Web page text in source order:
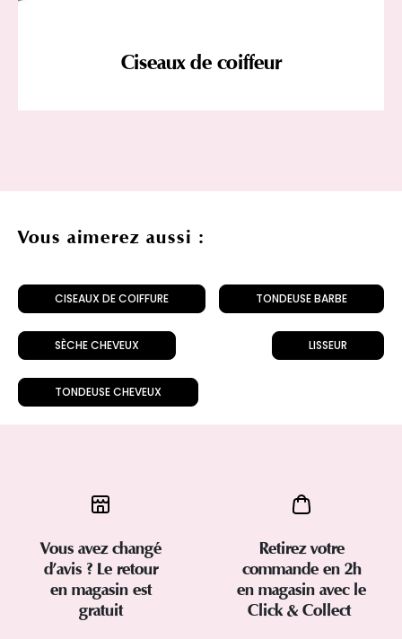
Ciseaux de coiffeur
Vous aimerez aussi :
CISEAUX DE COIFFURE TONDEUSE BARBE
SÈCHE CHEVEUX LISSEUR
TONDEUSE CHEVEUX
Vous avez changé
d’avis ? Le retour
en magasin est
gratuit
Retirez votre
commande en 2h
en magasin avec le
Click & Collect